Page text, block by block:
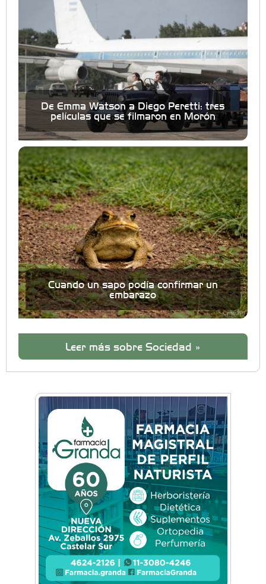
De Emma Watson a Diego Peretti: tres
películas que se filmaron en Morón
Cuando un sapo podía confirmar un
embarazo
Leer más sobre Sociedad »